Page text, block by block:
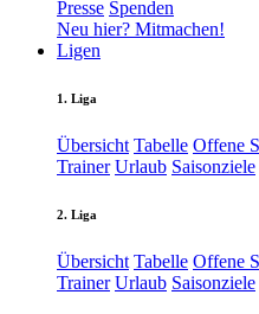
Presse Spenden
Neu hier? Mitmachen!
Ligen
1. Liga
Übersicht Tabelle Offene
Trainer Urlaub Saisonziele
2. Liga
Übersicht Tabelle Offene
Trainer Urlaub Saisonziele